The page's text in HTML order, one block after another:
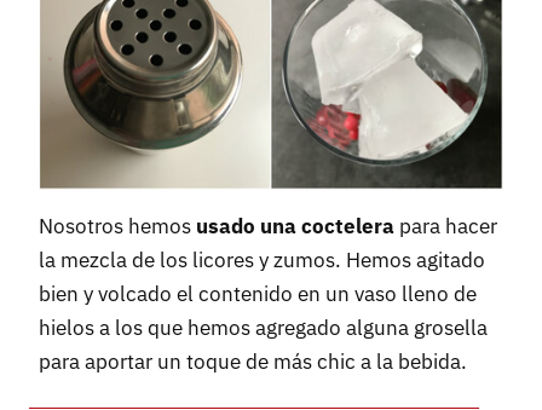
Nosotros hemos usado una coctelera para hacer
la mezcla de los licores y zumos. Hemos agitado
bien y volcado el contenido en un vaso lleno de
hielos a los que hemos agregado alguna grosella
para aportar un toque de más chic a la bebida.